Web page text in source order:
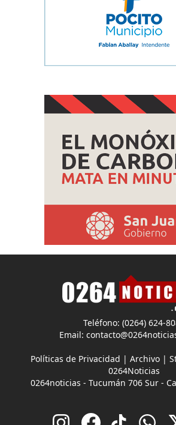
Teléfono: (0264) 624-
Email:
Políticas de Privacidad |Archivo |
0264Noticias
0264noticias - Tucumán 706 Sur -